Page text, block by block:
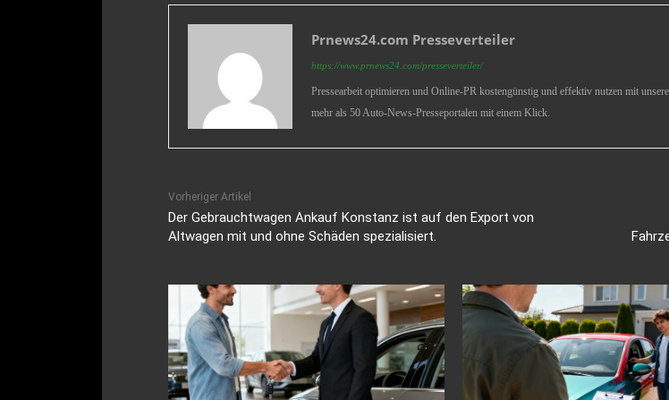
Prnews24.com Presseverteiler
https://www.prnews24.com/presseverteiler/
Pressearbeit optimieren und Online-PR kostengünstig und effektiv nutzen mit
mehr als 50 Auto-News-Presseportalen mit einem Klick.
Vorheriger Artikel
Der Gebrauchtwagen Ankauf Konstanz ist auf den Export von
Altwagen mit und ohne Schäden spezialisiert.